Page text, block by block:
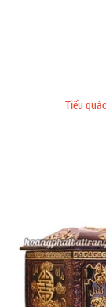
Tiểu